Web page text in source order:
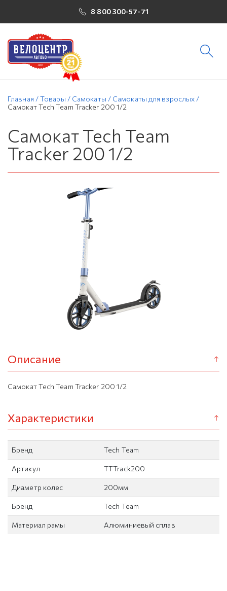
8 800 300-57-71
Главная /Товары / Самокаты / Самокаты для взрослых /
Самокат Tech Team Tracker 200 1/2
Самокат Tech Team
Tracker 200 1/2
Описание
Самокат Tech Team Tracker 200 1/2
Характеристики
Бренд Tech Team
Артикул TTTrack200
Диаметр колес 200мм
Бренд Tech Team
Материал рамы Алюминиевый сплав